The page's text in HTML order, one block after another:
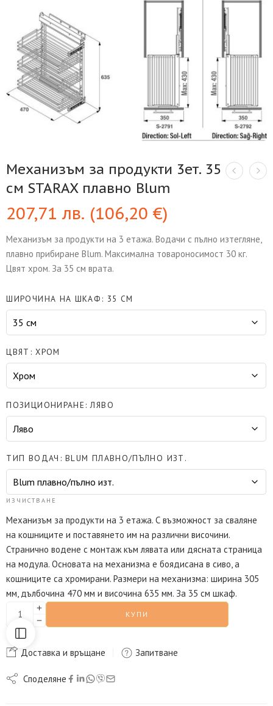
Механизъм за продукти 3ет. 35
см STARAX плавно Blum
207,71лв. (106,20€)
Механизъм за продукти на 3 етажа. Водачи с пълно изтегляне,
плавно прибиране Blum. Максимална товароносимост 30 кг.
Цвят хром. За 35 см врата.
ШИРОЧИНА НА ШКАФ 35 СМ
ЦВЯТ ХРОМ
ПОЗИЦИОНИРАНЕ ЛЯВО
ТИП ВОДАЧ BLUM ПЛАВНО/ПЪЛНО ИЗТ.
ИЗЧИСТВАНЕ
Механизъм за продукти на 3 етажа. С възможност за сваляне
на кошниците и поставянето им на различни височини.
Странично водене с монтаж към лявата или дясната страница
на модула. Основата на механизма е боядисана в сиво, а
кошниците са хромирани. Размери на механизма: ширина 305
мм, дълбочина 470 мм и височина 635 мм. За 35 см шкаф.
КУПИ
Доставка и връщане Запитване
Споделяне